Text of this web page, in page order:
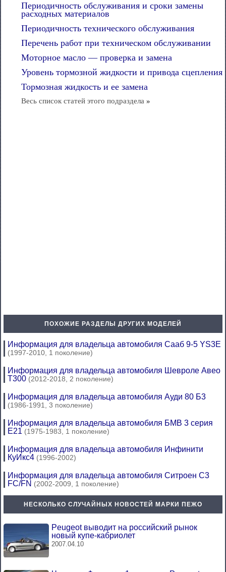
Периодичность обслуживания и сроки замены
расходных материалов
Периодичность технического обслуживания
Перечень работ при техническом обслуживании
Моторное масло — проверка и замена
Уровень тормозной жидкости и привода сцепления
Тормозная жидкость и ее замена
Весь список статей этого подраздела »
ПОХОЖИЕ РАЗДЕЛЫ ДРУГИХ МОДЕЛЕЙ
Информация для владельца автомобиля Сааб 9-5 YS3E
(1997-2010, 1 поколение)
Информация для владельца автомобиля Шевроле Авео
Т300 (2012-2018, 2 поколение)
Информация для владельца автомобиля Ауди 80 Б3
(1986-1991, 3 поколение)
Информация для владельца автомобиля БМВ 3 серия
Е21 (1975-1983, 1 поколение)
Информация для владельца автомобиля Инфинити
КуИкс4 (1996-2002)
Информация для владельца автомобиля Ситроен С3
FC/FN (2002-2009, 1 поколение)
НЕСКОЛЬКО СЛУЧАЙНЫХ НОВОСТЕЙ МАРКИ ПЕЖО
Peugeot выводит на российский рынок
новый купе-кабриолет
2007.04.10